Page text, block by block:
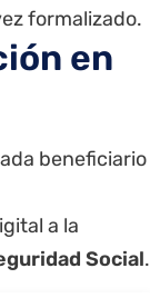
formalizado.
en
beneficiario
a la
Social.